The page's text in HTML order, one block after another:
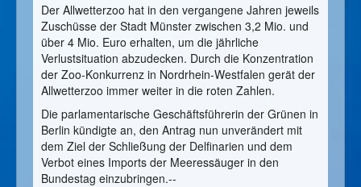
Der Allwetterzoo hat in den vergangene Jahren jeweils
Zuschüsse der Stadt Münster zwischen 3,2 Mio. und
über 4 Mio. Euro erhalten, um die jährliche
Verlustsituation abzudecken. Durch die Konzentration
der Zoo-Konkurrenz in Nordrhein-Westfalen gerät der
Allwetterzoo immer weiter in die roten Zahlen.
Die parlamentarische Geschäftsführerin der Grünen in
Berlin kündigte an, den Antrag nun unverändert mit
dem Ziel der Schließung der Delfinarien und dem
Verbot eines Imports der Meeressäuger in den
Bundestag einzubringen.--